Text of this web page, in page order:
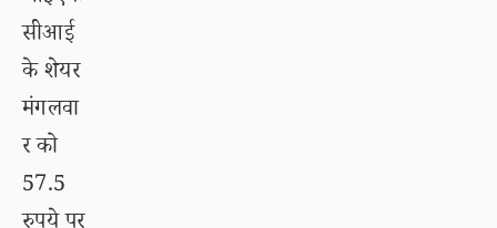
सीआई
के शेयर
मंगलवा
र को
57.5